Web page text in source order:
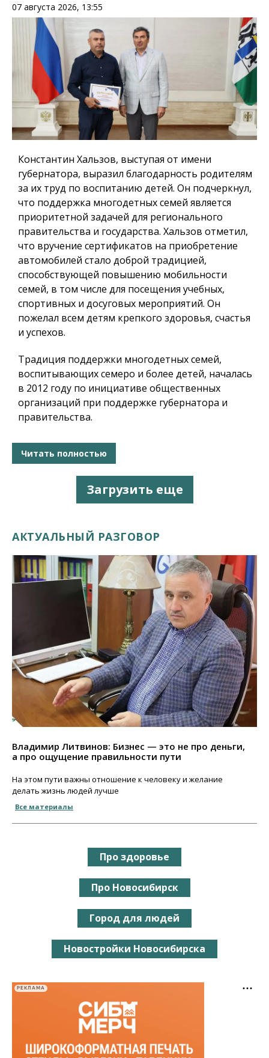
07 августа 2026, 13:55
Константин Хальзов, выступая от имени
губернатора, выразил благодарность родителям
за их труд по воспитанию детей. Он подчеркнул,
что поддержка многодетных семей является
приоритетной задачей для регионального
правительства и государства. Хальзов отметил,
что вручение сертификатов на приобретение
автомобилей стало доброй традицией,
способствующей повышению мобильности
семей, в том числе для посещения учебных,
спортивных и досуговых мероприятий. Он
пожелал всем детям крепкого здоровья, счастья
и успехов.
Традиция поддержки многодетных семей,
воспитывающих семеро и более детей, началась
в 2012 году по инициативе общественных
организаций при поддержке губернатора и
правительства.
Читать полностью
Загрузить еще
АКТУАЛЬНЫЙ РАЗГОВОР
Владимир Литвинов: Бизнес — это не про деньги,
а про ощущение правильности пути
На этом пути важны отношение к человеку и желание
делать жизнь людей лучше
Все материалы
Про здоровье
Про Новосибирск
Город для людей
Новостройки Новосибирска
РЕКЛАМА